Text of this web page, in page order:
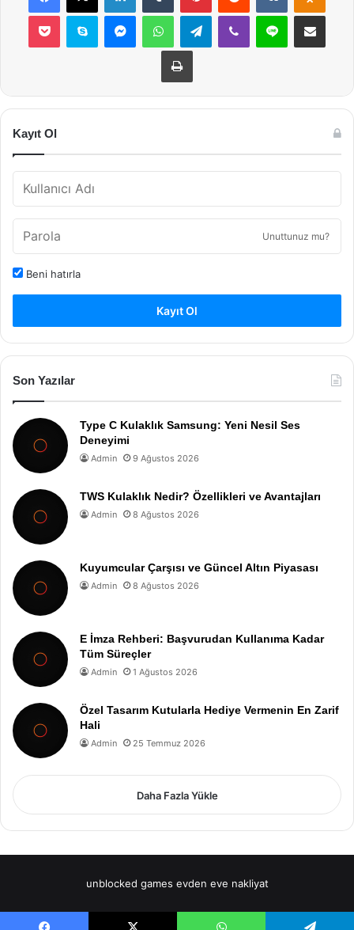
Pocket Skype MessengerWhatsAppTelegramViber Line E-Posta ile
Yazdır
Kayıt Ol
Unuttunuz mu?
Beni hatırla
Kayıt Ol
Son Yazılar
Type C Kulaklık Samsung: Yeni Nesil Ses
Deneyimi
Admin 9 Ağustos 2026
TWS Kulaklık Nedir? Özellikleri ve Avantajları
Admin 8 Ağustos 2026
Kuyumcular Çarşısı ve Güncel Altın Piyasası
Admin 8 Ağustos 2026
E İmza Rehberi: Başvurudan Kullanıma Kadar
Tüm Süreçler
Admin 1 Ağustos 2026
Özel Tasarım Kutularla Hediye Vermenin En Zarif
Hali
Admin 25 Temmuz 2026
Daha Fazla Yükle
unblocked games evden eve nakliyat